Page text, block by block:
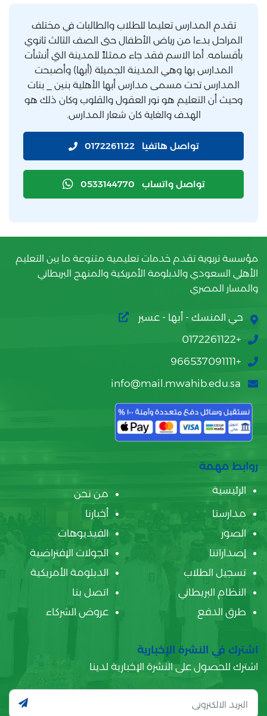
تقدم المدارس تعليما للطلاب والطالبات في مختلف
المراحل بدءا من رياض الأطفال حتى الصف الثالث ثانوي
بأقسامه. أما الاسم فقد جاء ممثلاً للمدينة التي أنشأت
المدارس بها وهي المدينة الجميلة (أبها) وأصبحت
المدارس تحت مسمى مدارس أبها الأهلية بنين _ بنات
وحيث أن التعليم هو نور العقول والقلوب وكان ذلك هو
الهدف والغاية كان شعار المدارس.
تواصل هاتفيا 0172261122
تواصل واتساب 0533144770
مؤسسة تربوية تقدم خدمات تعليمية متنوعة ما بين التعليم
الأهلي السعودي والدبلومة الأمريكية والمنهج البريطاني
والمسار المصري
حي المنسك - أبها - عسير
+0172261122
+966537091111
info@mail.mwahib.edu.sa
روابط مهمة
الرئيسية
من نحن
مدارسنا
أخبارنا
الصور
الفيديوهات
إصداراتنا
الجولات الإفتراضية
تسجيل الطلاب
الدبلومة الأمريكية
النظام البريطاني
اتصل بنا
طرق الدفع
عروض الشركاء
اشترك في النشرة الإخبارية
اشترك للحصول على النشرة الإخبارية لدينا